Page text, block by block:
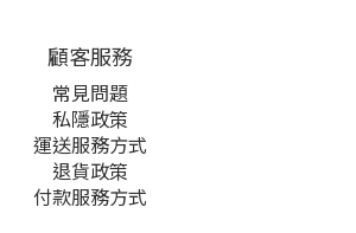
顧客服務
常見問題
私隱政策
運送服務方式
退貨政策
付款服務方式